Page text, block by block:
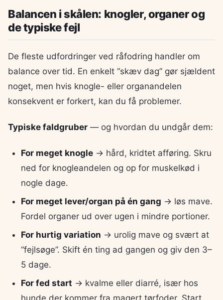
Balancen i skålen: knogler, organer og
de typiske fejl
De fleste udfordringer ved råfodring handler om
balance over tid. En enkelt “skæv dag” gør sjældent
noget, men hvis knogle- eller organandelen
konsekvent er forkert, kan du få problemer.
Typiske faldgruber — og hvordan du undgår dem:
For meget knogle→ hård, kridtet afføring. Skru
ned for knogleandelen og op for muskelkød i
nogle dage.
For meget lever/organ på én gang → løs mave.
Fordel organer ud over ugen i mindre portioner.
For hurtig variation → urolig mave og svært at
“fejlsøge”. Skift én ting ad gangen og giv den 3–
5 dage.
For fed start → kvalme eller diarré, især hos
hunde der kommer fra magert tørfoder. Start